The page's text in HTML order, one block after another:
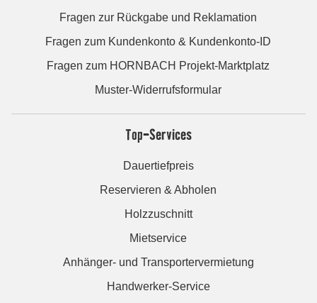
Fragen zur Rückgabe und Reklamation
Fragen zum Kundenkonto & Kundenkonto-ID
Fragen zum HORNBACH Projekt-Marktplatz
Muster-Widerrufsformular
Top-Services
Dauertiefpreis
Reservieren & Abholen
Holzzuschnitt
Mietservice
Anhänger- und Transportervermietung
Handwerker-Service